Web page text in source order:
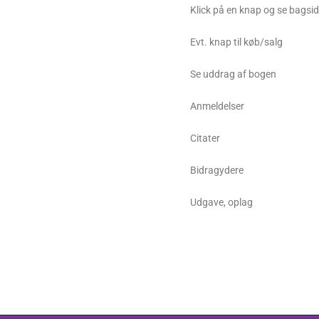
Klick på en knap og se
Evt. knap til køb/salg
Se uddrag af bogen
Anmeldelser
Citater
Bidragydere
Udgave, oplag